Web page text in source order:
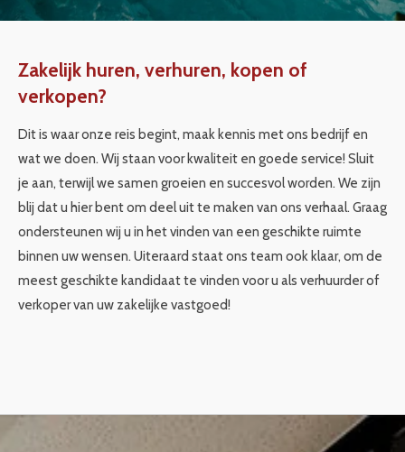
Zakelijk huren, verhuren, kopen of
verkopen?
Dit is waar onze reis begint, maak kennis met ons bedrijf en
wat we doen. Wij staan voor kwaliteit en goede service! Sluit
je aan, terwijl we samen groeien en succesvol worden. We zijn
blij dat u hier bent om deel uit te maken van ons verhaal. Graag
ondersteunen wij u in het vinden van een geschikte ruimte
binnen uw wensen. Uiteraard staat ons team ook klaar, om de
meest geschikte kandidaat te vinden voor u als verhuurder of
verkoper van uw zakelijke vastgoed!